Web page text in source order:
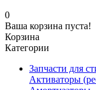
0
Ваша корзина пуста!
Корзина
Категории
Запчасти для
Активаторы